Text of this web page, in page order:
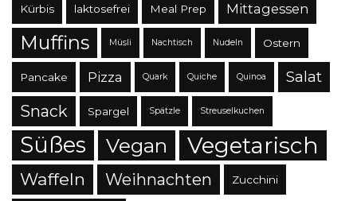
Kürbis laktosefrei Meal Prep Mittagessen
Muffins Müsli Nachtisch Nudeln Ostern
Pancake Pizza Quark Quiche Quinoa Salat
Snack Spargel Spätzle Streuselkuchen
Süßes Vegan Vegetarisch
Waffeln Weihnachten Zucchini